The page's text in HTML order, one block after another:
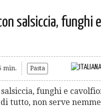
salsiccia, funghi e
min. Pasta
funghi e
tutto, non serve